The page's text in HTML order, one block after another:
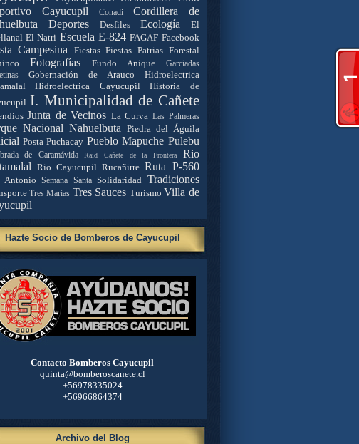
Cayucupil
Conadi
Cordillera de
Deportes Desfiles Ecología
El
El Natri Escuela E-824 FAGAF Facebook
Campesina Fiestas Fiestas Patrias Forestal
Fotografías Fundo Anique
Garciadas
Gobernación de Arauco
Hidroelectrica
Hidroelectrica Cayucupil
Historia de
I. Municipalidad de Cañete
Junta de Vecinos La Curva Las Palmeras
Nacional Nahuelbuta Piedra del Águila
Posta Puchacay Pueblo Mapuche Pulebu
de Caramávida Raid Cañete de la Frontera
Rio
Rio Cayucupil Rucañirre Ruta P-560
Antonio Semana Santa Solidaridad Tradiciones
Tres Marías Tres Sauces Turismo Villa de
Hazte Socio de Bomberos de Cayucupil
Contacto Bomberos Cayucupil
quinta@bomberoscanete.cl
+56978335024
+56966864374
Archivo del Blog